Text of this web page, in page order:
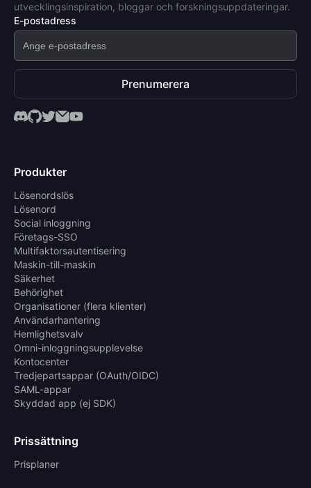
utvecklingsinspiration, bloggar och forskningsuppdateringar.
E-postadress
Prenumerera
Produkter
Lösenordslös
Lösenord
Social inloggning
Företags-SSO
Multifaktorsautentisering
Maskin-till-maskin
Säkerhet
Behörighet
Organisationer (flera klienter)
Användarhantering
Hemlighetsvalv
Omni-inloggningsupplevelse
Kontocenter
Tredjepartsappar (OAuth/OIDC)
SAML-appar
Skyddad app (ej SDK)
Prissättning
Prisplaner